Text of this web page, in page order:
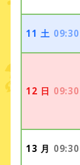
11 土
12 日
13 月